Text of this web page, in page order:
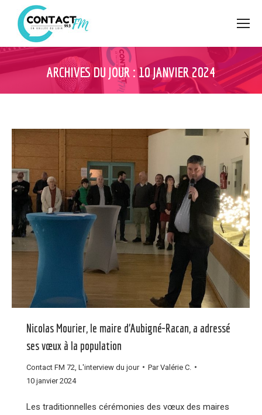
ARCHIVES DU JOUR :10 JANVIER 2024
Nicolas Mourier, le maire d’Aubigné-Racan, a adressé
ses vœux à la population
Contact FM 72 L'interview du jour ParValérie C.
10 janvier 2024
Les traditionnelles cérémonies des vœux des maires